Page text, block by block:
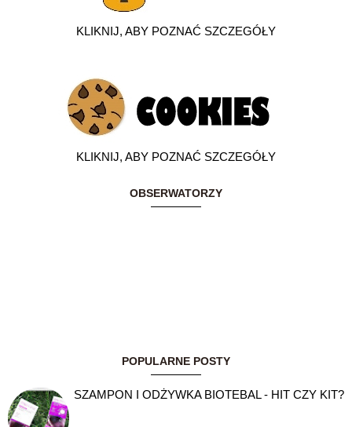
KLIKNIJ, ABY POZNAĆ SZCZEGÓŁY
KLIKNIJ, ABY POZNAĆ SZCZEGÓŁY
OBSERWATORZY
POPULARNE POSTY
SZAMPON I ODŻYWKA BIOTEBAL - HIT CZY KIT?